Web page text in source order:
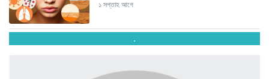
১ সপ্তাহ আগে
তরুণ উদ্ভাবক ও প্রযুক্তি উদ্যোক্তাদের...
.